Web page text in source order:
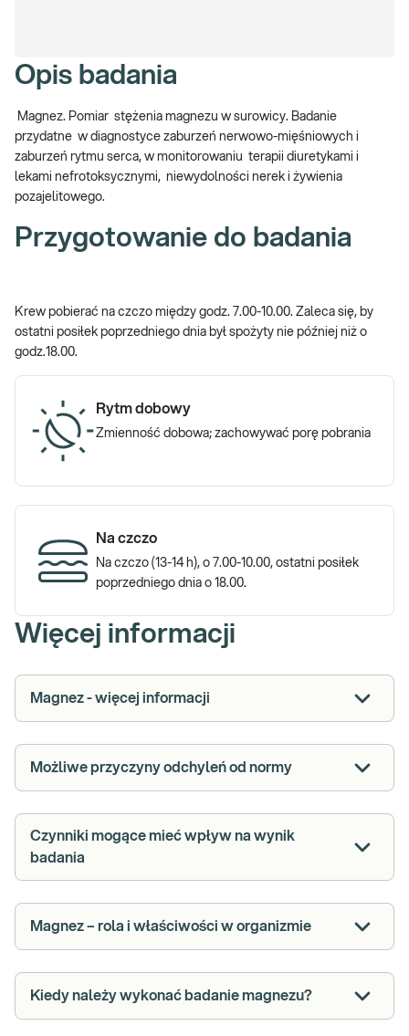
Opis badania
Magnez. Pomiar stężenia magnezu w surowicy. Badanie
przydatne w diagnostyce zaburzeń nerwowo-mięśniowych i
zaburzeń rytmu serca, w monitorowaniu terapii diuretykami i
lekami nefrotoksycznymi, niewydolności nerek i żywienia
pozajelitowego.
Przygotowanie do badania
Krew pobierać na czczo między godz. 7.00-10.00. Zaleca się, by
ostatni posiłek poprzedniego dnia był spożyty nie później niż o
godz.18.00.
Rytm dobowy
Zmienność dobowa; zachowywać porę pobrania
Na czczo
Na czczo (13-14 h), o 7.00-10.00, ostatni posiłek
poprzedniego dnia o 18.00.
Więcej informacji
Magnez - więcej informacji
Możliwe przyczyny odchyleń od normy
Czynniki mogące mieć wpływ na wynik
badania
Magnez – rola i właściwości w organizmie
Kiedy należy wykonać badanie magnezu?